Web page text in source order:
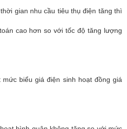
gian nhu cầu tiêu thụ điện tăng thì
cao hơn so với tốc độ tăng lượng
mức biểu giá điện sinh hoạt đồng giá